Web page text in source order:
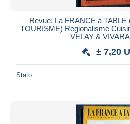
Revue: La FRANCE à
TOURISME) Regionalisme
VELAY &
± 7,20
Stato